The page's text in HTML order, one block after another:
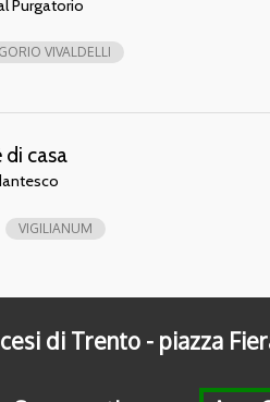
Purgatorio
VIVALDELLI
di casa
VIGILIANUM
di Trento - piazza